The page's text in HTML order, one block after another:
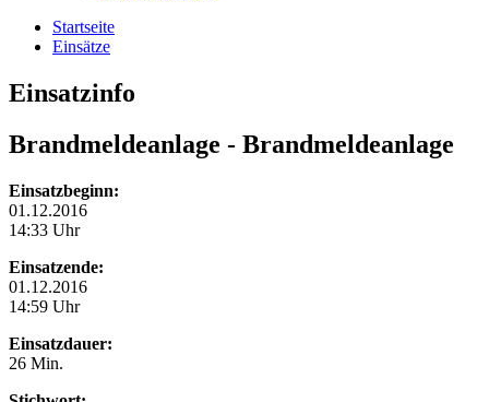
Startseite
Einsätze
Einsatzinfo
Brandmeldeanlage - Brandmeldeanlage
Einsatzbeginn:
01.12.2016
14:33 Uhr
Einsatzende:
01.12.2016
14:59 Uhr
Einsatzdauer:
26 Min.